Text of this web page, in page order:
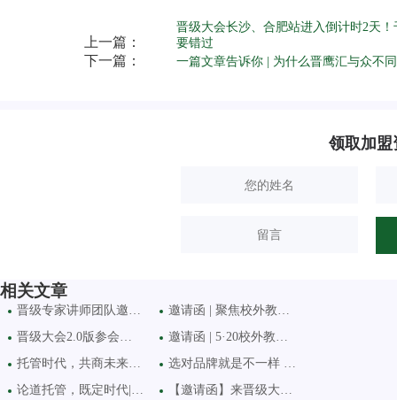
上一篇：
晋级大会长沙、合肥站进入倒计时2天！
要错过
下一篇： 一篇文章告诉你 | 为什么晋鹰汇与众不同
领取加盟
相关文章
晋级专家讲师团队邀您8月
晋级大会2.0版参会费调价
托管时代，共商未来 | 2
论道托管，既定时代|17日
邀请函 | 聚焦校外教育难
邀请函 | 5·20校外教育创新
选对品牌就是不一样 ——
【邀请函】来晋级大会揭